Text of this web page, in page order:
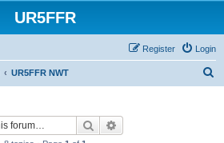
UR5FFR
Login
Register
UR5FFR NWT
Search